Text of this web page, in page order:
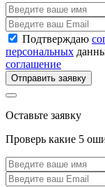
Подтверждаю
персональных
соглашение
Отправить заявку
Оставьте заявку
Проверь какие 5